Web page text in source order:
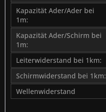
Kapazität Ader/Ader bei
1m:
Kapazität Ader/Schirm bei
1m:
Leiterwiderstand bei 1km:
Schirmwiderstand bei 1km:
Wellenwiderstand